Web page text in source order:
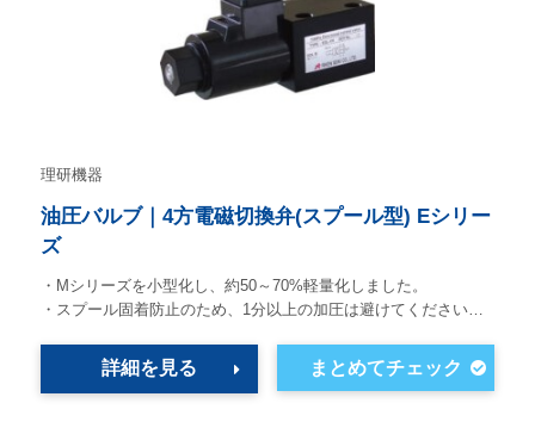
理研機器
油圧バルブ｜4方電磁切換弁(スプール型) Eシリー
ズ
・Mシリーズを小型化し、約50～70%軽量化しました。
・スプール固着防止のため、1分以上の加圧は避けてください…
詳細を見る